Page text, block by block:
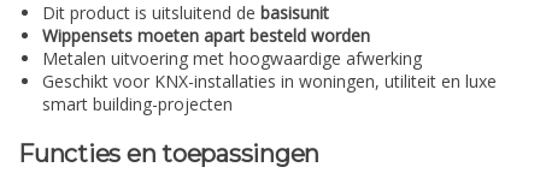
Dit product is uitsluitend de basisunit
Wippensets moeten apart besteld worden
Metalen uitvoering met hoogwaardige afwerking
Geschikt voor KNX-installaties in woningen, utiliteit en luxe
smart building-projecten
Functies en toepassingen